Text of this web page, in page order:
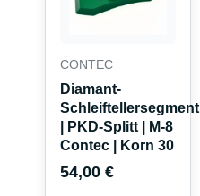
CONTEC
Diamant-
Schleiftellersegment
| PKD-Splitt | M-8
Contec | Korn 30
54,00€